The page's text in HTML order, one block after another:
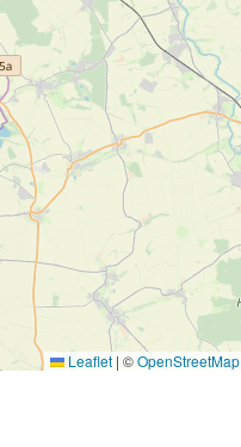
Leaflet | ©OpenStreetMap